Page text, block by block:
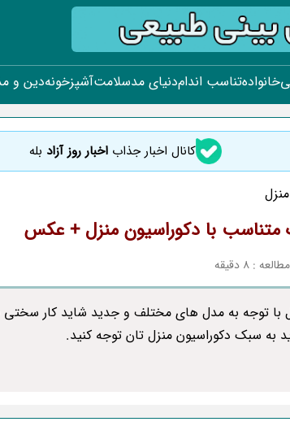
خانوادهتناسب اندامدنیای مدسلامتآشپزخونهدین و
کانال اخبار جذاب اخبار روز آزاد بله
متناسب با دکوراسیون منزل + عکس
: 8 دقیقه
با توجه به مدل های مختلف و جدید شاید کار سختی
به سبک دکوراسیون منزل تان توجه کنید.